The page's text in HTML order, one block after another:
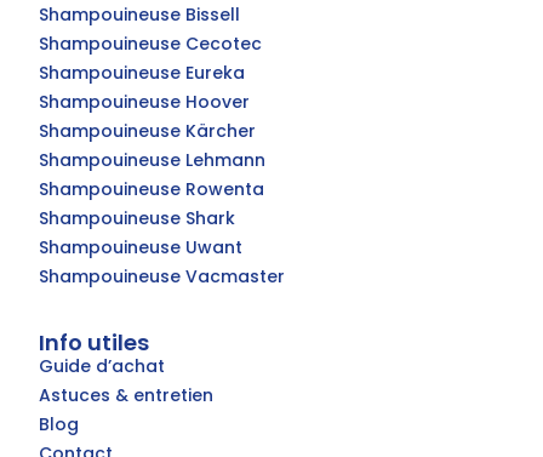
Shampouineuse Bissell
Shampouineuse Cecotec
Shampouineuse Eureka
Shampouineuse Hoover
Shampouineuse Kärcher
Shampouineuse Lehmann
Shampouineuse Rowenta
Shampouineuse Shark
Shampouineuse Uwant
Shampouineuse Vacmaster
Info utiles
Guide d’achat
Astuces & entretien
Blog